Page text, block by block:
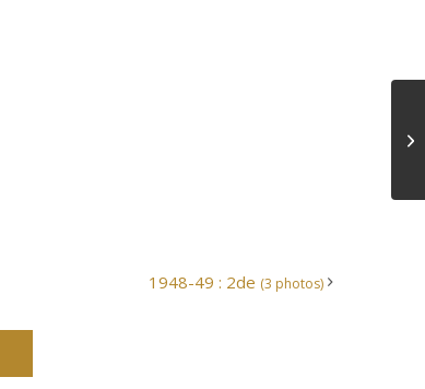
1948-49 : 2de (3 photos)